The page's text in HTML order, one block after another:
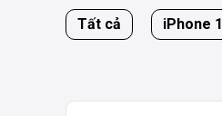
Tất cả iPhone